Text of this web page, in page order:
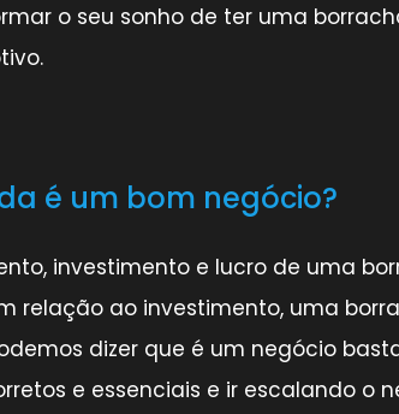
o seu sonho de ter uma
é um bom negócio?
investimento e lucro de uma
relação ao investimento, uma
dizer que é um negócio
e essenciais e ir escalando o